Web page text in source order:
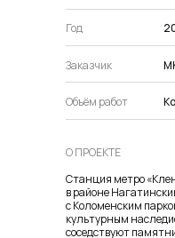
Год
Заказчик
О ПРОЕКТЕ
Станция метро
в районе
с Коломенским
культурным
соседствуют
Объём работ